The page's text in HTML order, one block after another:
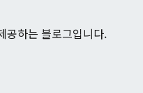
공하는 블로그입니다.